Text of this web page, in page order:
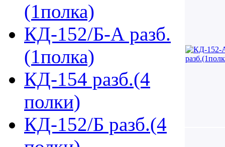
(1полка)
КД-152/Б-А разб.
(1полка)
КД-154 разб.(4
полки)
КД-152/Б разб.(4